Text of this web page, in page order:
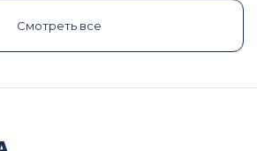
Смотреть все